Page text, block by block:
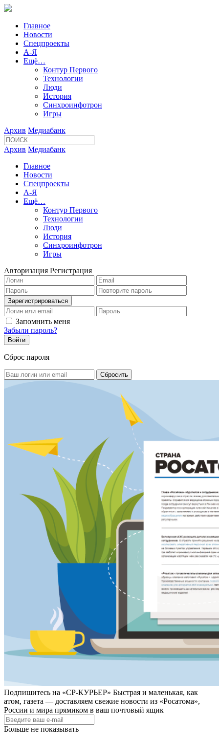
Главное
Новости
Спецпроекты
А-Я
Ещё…
Контур Первого
Технологии
Люди
История
Синхроинфотрон
Игры
Архив Медиабанк
Архив Медиабанк
Главное
Новости
Спецпроекты
А-Я
Ещё…
Контур Первого
Технологии
Люди
История
Синхроинфотрон
Игры
Авторизация Регистрация
Запомнить меня
Забыли пароль?
Сброс пароля
Подпишитесь на «СР-КУРЬЕР» Быстрая и маленькая, как
атом, газета — доставляем свежие новости из «Росатома»,
России и мира прямиком в ваш почтовый ящик
Больше не показывать